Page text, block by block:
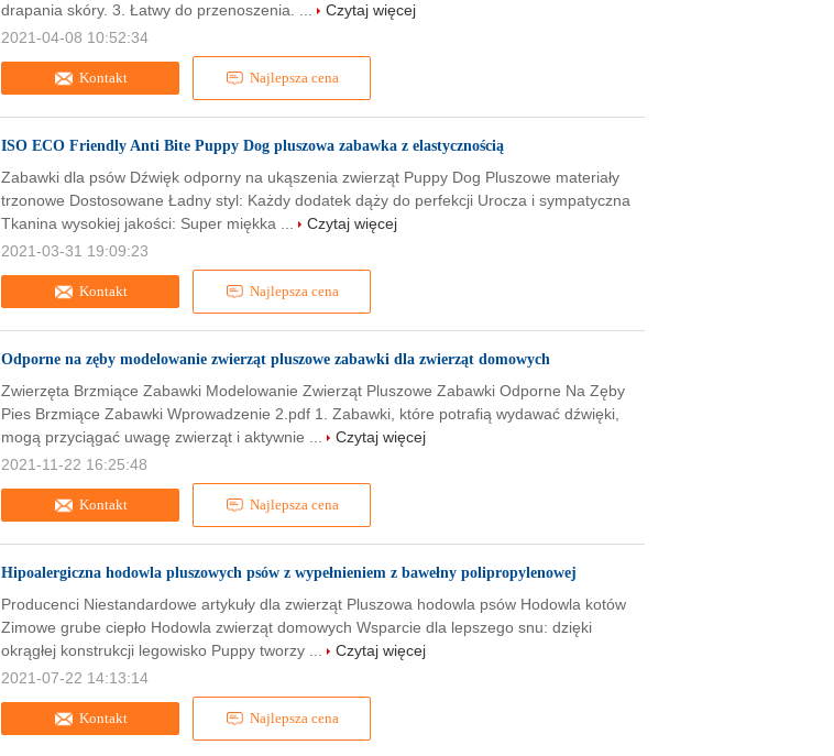
Kontakt Najlepsza cena
drapania skóry. 3. Łatwy do przenoszenia. ...
Czytaj więcej
2021-04-08 10:52:34
ISO ECO Friendly Anti Bite Puppy Dog pluszowa zabawka z elastycznością
Kontakt Najlepsza cena
Zabawki dla psów Dźwięk odporny na ukąszenia zwierząt Puppy Dog Pluszowe materiały
trzonowe Dostosowane Ładny styl: Każdy dodatek dąży do perfekcji Urocza i sympatyczna
Tkanina wysokiej jakości: Super miękka ...
Czytaj więcej
2021-03-31 19:09:23
Odporne na zęby modelowanie zwierząt pluszowe zabawki dla zwierząt domowych
Kontakt Najlepsza cena
Zwierzęta Brzmiące Zabawki Modelowanie Zwierząt Pluszowe Zabawki Odporne Na Zęby
Pies Brzmiące Zabawki Wprowadzenie 2.pdf 1. Zabawki, które potrafią wydawać dźwięki,
mogą przyciągać uwagę zwierząt i aktywnie ...
Czytaj więcej
2021-11-22 16:25:48
Hipoalergiczna hodowla pluszowych psów z wypełnieniem z bawełny polipropylenowej
Kontakt Najlepsza cena
Producenci Niestandardowe artykuły dla zwierząt Pluszowa hodowla psów Hodowla kotów
Zimowe grube ciepło Hodowla zwierząt domowych Wsparcie dla lepszego snu: dzięki
okrągłej konstrukcji legowisko Puppy tworzy ...
Czytaj więcej
2021-07-22 14:13:14